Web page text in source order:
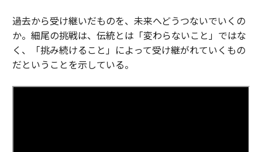
過去から受け継いだものを、未来へどうつないでいくの
か。細尾の挑戦は、伝統とは「変わらないこと」ではな
く、「挑み続けること」によって受け継がれていくもの
だということを示している。